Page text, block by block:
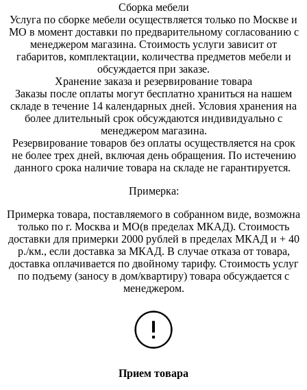
Сборка мебели
Услуга по сборке мебели осуществляется только по Москве и
МО в момент доставки по предварительному согласованию с
менеджером магазина. Стоимость услуги зависит от
габаритов, комплектации, количества предметов мебели и
обсуждается при заказе.
Хранение заказа и резервирование товара
Заказы после оплаты могут бесплатно храниться на нашем
складе в течение 14 календарных дней. Условия хранения на
более длительный срок обсуждаются индивидуально с
менеджером магазина.
Резервирование товаров без оплаты осуществляется на срок
не более трех дней, включая день обращения. По истечению
данного срока наличие товара на складе не гарантируется.
Примерка:
Примерка товара, поставляемого в собранном виде, возможна
только по г. Москва и МО(в пределах МКАД). Стоимость
доставки для примерки 2000 рублей в пределах МКАД и + 40
р./км., если доставка за МКАД. В случае отказа от товара,
доставка оплачивается по двойному тарифу. Стоимость услуг
по подъему (заносу в дом/квартиру) товара обсуждается с
менеджером.
Прием товара